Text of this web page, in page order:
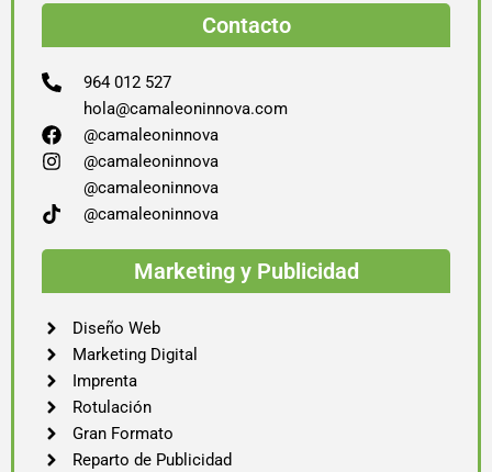
Contacto
964 012 527
hola@camaleoninnova.com
@camaleoninnova
@camaleoninnova
@camaleoninnova
@camaleoninnova
Marketing y Publicidad
Diseño Web
Marketing Digital
Imprenta
Rotulación
Gran Formato
Reparto de Publicidad